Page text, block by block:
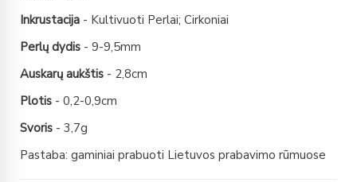
Inkrustacija - Kultivuoti Perlai; Cirkoniai
Perlų dydis - 9-9,5mm
Auskarų aukštis - 2,8cm
Plotis - 0,2-0,9cm
Svoris - 3,7g
Pastaba: gaminiai prabuoti Lietuvos prabavimo rūmuose